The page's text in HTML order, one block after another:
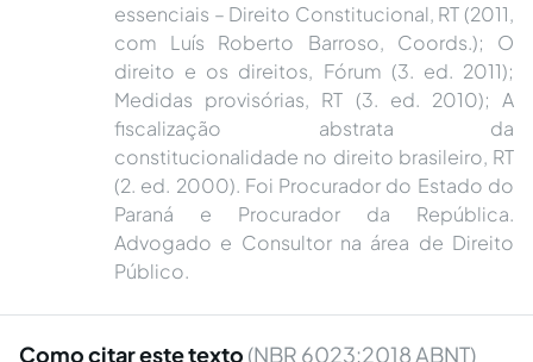
essenciais – Direito Constitucional, RT (2011,
com Luís Roberto Barroso, Coords.); O
direito e os direitos, Fórum (3. ed. 2011);
Medidas provisórias, RT (3. ed. 2010); A
fiscalização abstrata da
constitucionalidade no direito brasileiro, RT
(2. ed. 2000). Foi Procurador do Estado do
Paraná e Procurador da República.
Advogado e Consultor na área de Direito
Público.
Como citar este texto (NBR 6023:2018 ABNT)